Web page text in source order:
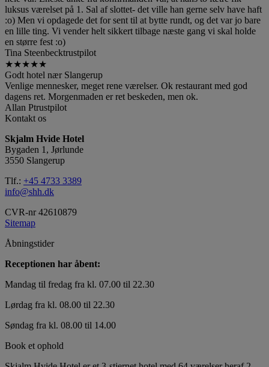
luksus værelset på 1. Sal af slottet- det ville han gerne selv have haft
:o) Men vi opdagede det for sent til at bytte rundt, og det var jo bare
en lille ting. Vi vender helt sikkert tilbage næste gang vi skal holde
en større fest :o)
Tina Steenbecktrustpilot
★★★★★
Godt hotel nær Slangerup
Venlige mennesker, meget rene værelser. Ok restaurant med god
dagens ret. Morgenmaden er ret beskeden, men ok.
Allan Ptrustpilot
Kontakt os
Skjalm Hvide Hotel
Bygaden 1, Jørlunde
3550 Slangerup
Tlf.: +45 4733 3389
info@shh.dk
CVR-nr 42610879
Sitemap
Åbningstider
Receptionen har åbent:
Mandag til fredag fra kl. 07.00 til 22.30
Lørdag fra kl. 08.00 til 22.30
Søndag fra kl. 08.00 til 14.00
Book et ophold